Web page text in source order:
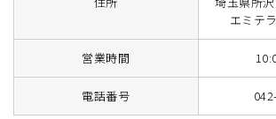
エミテ
営業時間
電話番号